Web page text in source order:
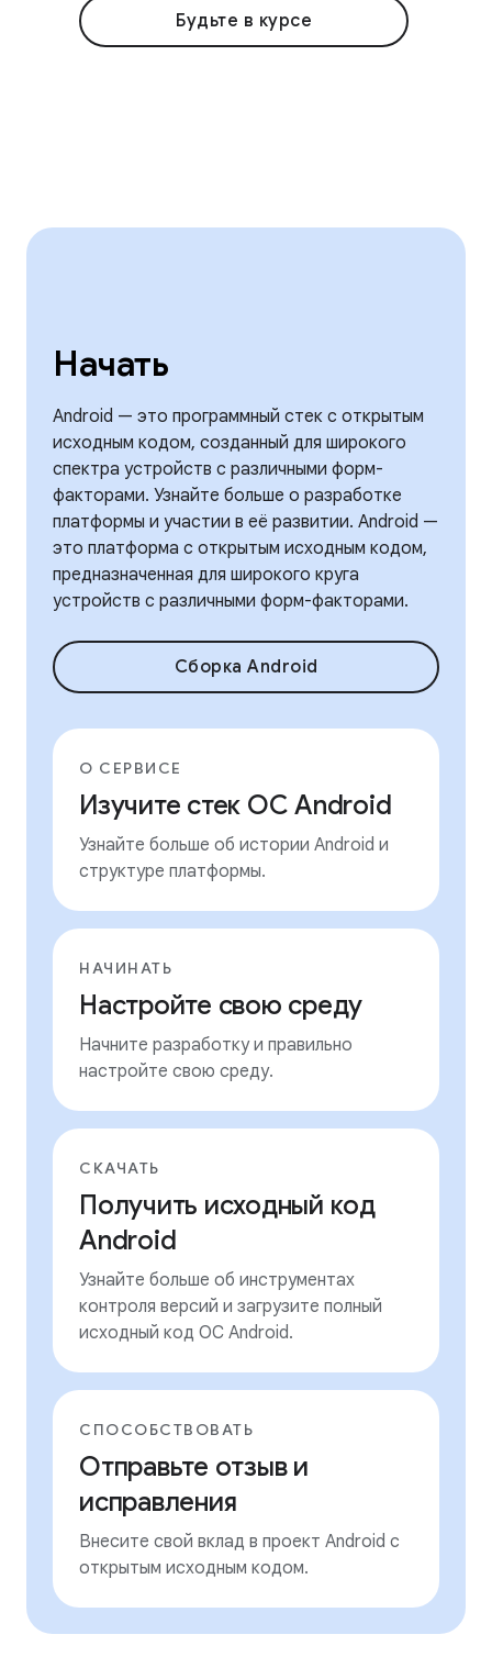
Будьте в курсе
Начать
Android — это программный стек с открытым
исходным кодом, созданный для широкого
спектра устройств с различными форм-
факторами. Узнайте больше о разработке
платформы и участии в её развитии. Android —
это платформа с открытым исходным кодом,
предназначенная для широкого круга
устройств с различными форм-факторами.
Сборка Android
О СЕРВИСЕ
Изучите стек ОС Android
Узнайте больше об истории Android и
структуре платформы.
НАЧИНАТЬ
Настройте свою среду
Начните разработку и правильно
настройте свою среду.
СКАЧАТЬ
Получить исходный код
Android
Узнайте больше об инструментах
контроля версий и загрузите полный
исходный код ОС Android.
СПОСОБСТВОВАТЬ
Отправьте отзыв и
исправления
Внесите свой вклад в проект Android с
открытым исходным кодом.